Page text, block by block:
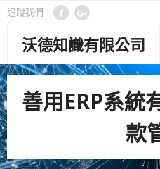
追蹤我們
沃德知識有限公司
首頁
管理功能
善用ERP系統
款